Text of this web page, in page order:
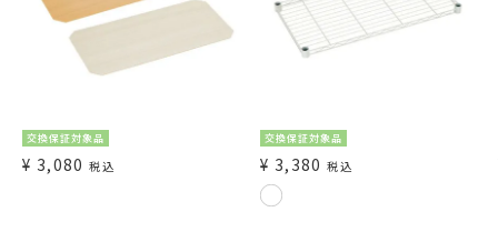
交換保証対象品
¥ 3,080 税込
交換保証対象品
¥ 3,380 税込